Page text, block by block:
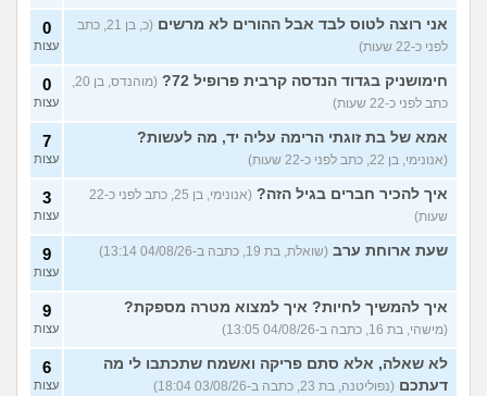
מחזור לאחר כמה שעות, זה
בטוח?
(שלומי, בן 21)
9
עצות
נשוי מפנטז על ליידיבויס
(מאטיטיהו, בן 37)
3
עצות
למישהו יש עצה איך לדכא את
החשק המיני?
(יפה, בת 43)
עוד שאלות חדשות במדור
אני רוצה לטוס לבד אבל ההורים לא מרשים
(כ, בן 21, כתב
לפני כ-22 שעות)
0
עצות
חימושניק בגדוד הנדסה קרבית פרופיל 72?
(מוהנדס, בן 20,
כתב לפני כ-22 שעות)
0
עצות
אמא של בת זוגתי הרימה עליה יד, מה לעשות?
(אנונימי, בן 22, כתב לפני כ-22 שעות)
7
עצות
איך להכיר חברים בגיל הזה?
(אנונימי, בן 25, כתב לפני כ-22
שעות)
3
עצות
שעת ארוחת ערב (שואלת, בת 19, כתבה ב-04/08/26 13:14) 9
עצות
איך להמשיך לחיות? איך למצוא מטרה מספקת?
(מישהי, בת 16, כתבה ב-04/08/26 13:05)
9
עצות
לא שאלה, אלא סתם פריקה ואשמח שתכתבו לי מה
דעתכם (נפוליטנה, בת 23, כתבה ב-03/08/26 18:04)
6
עצות